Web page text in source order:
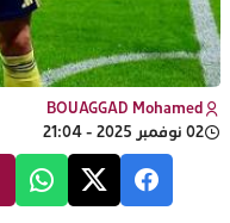
BOUAGGAD Mohamed
02 نوفمبر 2025 - 21:04